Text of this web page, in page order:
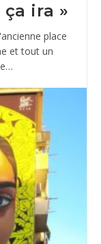
ira »
place
et tout un